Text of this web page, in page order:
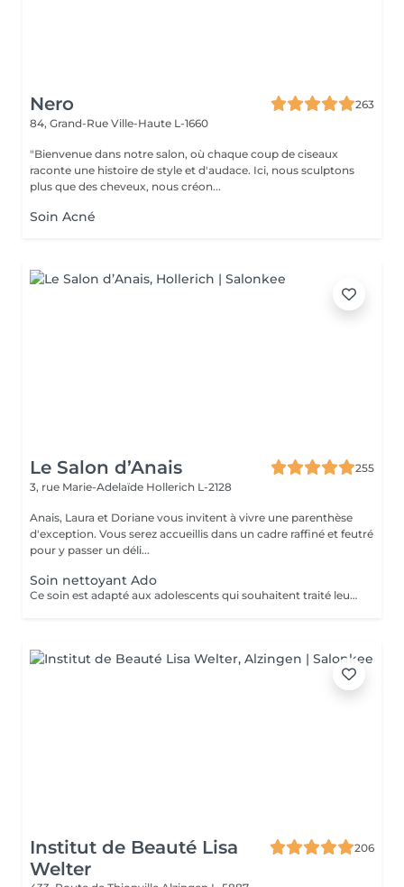
Nero
263
84, Grand-Rue Ville-Haute L-1660
"Bienvenue dans notre salon, où chaque coup de ciseaux
raconte une histoire de style et d'audace. Ici, nous sculptons
plus que des cheveux, nous créon...
Soin Acné
Le Salon d’Anais
255
3, rue Marie-Adelaïde Hollerich L-2128
Anais, Laura et Doriane vous invitent à vivre une parenthèse
d'exception. Vous serez accueillis dans un cadre raffiné et feutré
pour y passer un déli...
Soin nettoyant Ado
Ce soin est adapté aux adolescents qui souhaitent traité leurs acné ou avoir une peau plus lisse et lumineuse !
Institut de Beauté Lisa
Welter
206